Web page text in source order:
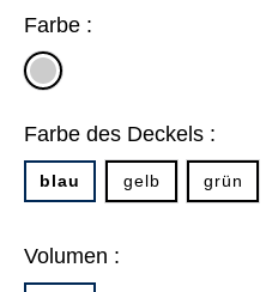
Farbe :
grau
Farbe des Deckels :
blau gelb grün
Volumen :